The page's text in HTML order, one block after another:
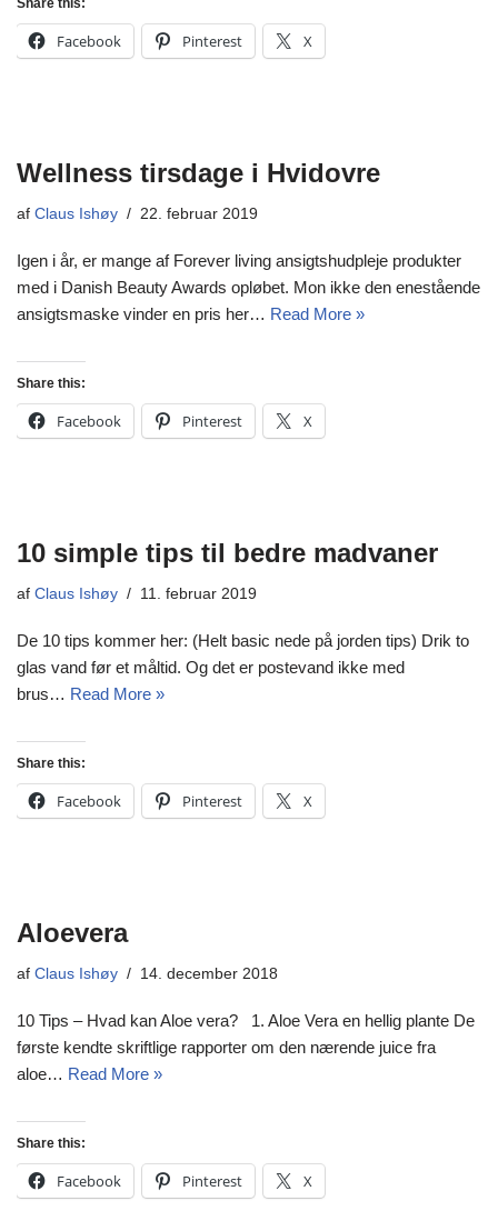
Facebook Pinterest X
Wellness tirsdage i Hvidovre
af Claus Ishøy 22. februar 2019
Igen i år, er mange af Forever living ansigtshudpleje produkter
med i Danish Beauty Awards opløbet. Mon ikke den enestående
ansigtsmaske vinder en pris her… Read More »
Share this:
Facebook Pinterest X
10 simple tips til bedre madvaner
af Claus Ishøy 11. februar 2019
De 10 tips kommer her: (Helt basic nede på jorden tips) Drik to
glas vand før et måltid. Og det er postevand ikke med
brus… Read More »
Share this:
Facebook Pinterest X
Aloevera
af Claus Ishøy 14. december 2018
10 Tips – Hvad kan Aloe vera? 1. Aloe Vera en hellig plante De
første kendte skriftlige rapporter om den nærende juice fra
aloe… Read More »
Share this:
Facebook Pinterest X